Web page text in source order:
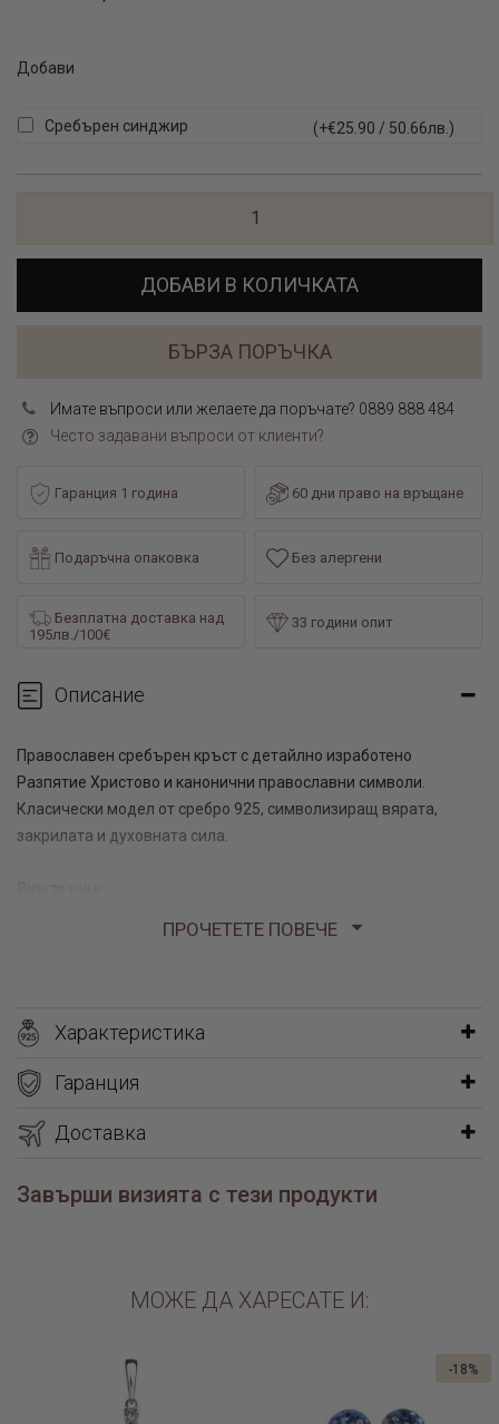
Добави
Сребърен синджир (+€25.90 / 50.66лв.)
ДОБАВИ В КОЛИЧКАТА
БЪРЗА ПОРЪЧКА
Имате въпроси или желаете да поръчате? 0889 888 484
Често задавани въпроси от клиенти?
Гаранция 1 година 60 дни право на връщане
Подаръчна опаковка Без алергени
Безплатна доставка над
195лв./100€
33 години опит
Описание
Православен сребърен кръст с детайлно изработено
Разпятие Христово и канонични православни символи.
Класически модел от сребро 925, символизиращ вярата,
закрилата и духовната сила.
ПРОЧЕТЕТЕ ПОВЕЧЕ
Характеристика
Гаранция
Доставка
Завърши визията с тези продукти
МОЖЕ ДА ХАРЕСАТЕ И:
-18%